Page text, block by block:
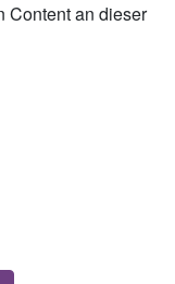
Content an dieser